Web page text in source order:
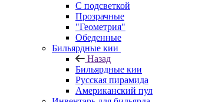
С подсветкой
Прозрачные
"Геометрия"
Обеденные
Бильярдные кии
Назад
Бильярдные кии
Русская пирамида
Американский пул